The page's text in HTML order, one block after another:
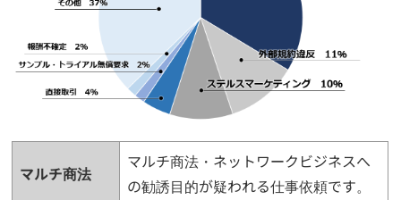
マルチ商法
マルチ商法・ネットワークビジネスへ
の勧誘目的が疑われる仕事依頼です。